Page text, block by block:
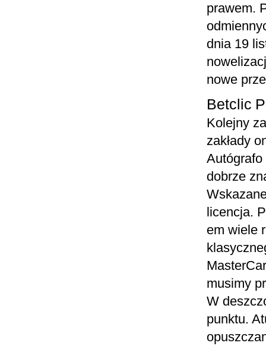
prawem.
dnia 19
nowe
Betclic
Kolejny
zakłady
Autógrafo
dobrze
licencja.
em wiele
musimy
W
punktu.